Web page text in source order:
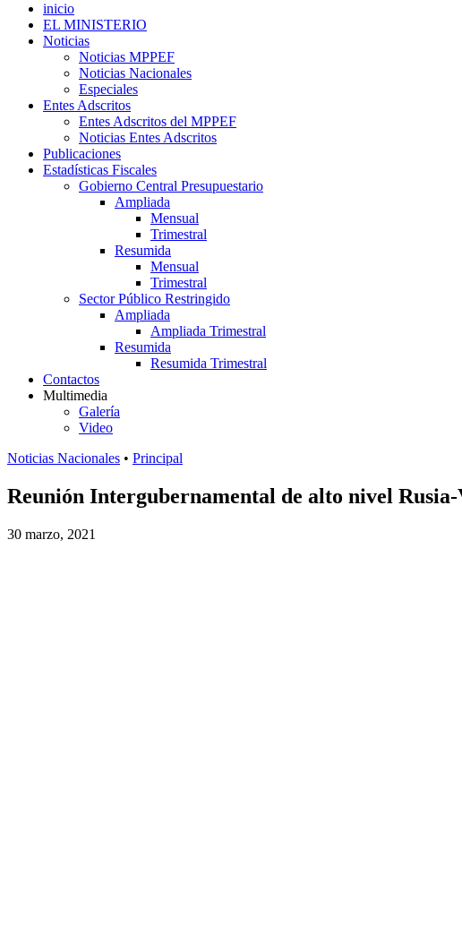
inicio
EL MINISTERIO
Noticias
Noticias MPPEF
Noticias Nacionales
Especiales
Entes Adscritos
Entes Adscritos del MPPEF
Noticias Entes Adscritos
Publicaciones
Estadísticas Fiscales
Gobierno Central Presupuestario
Ampliada
Mensual
Trimestral
Resumida
Mensual
Trimestral
Sector Público Restringido
Ampliada
Ampliada Trimestral
Resumida
Resumida Trimestral
Contactos
Multimedia
Galería
Video
Noticias Nacionales • Principal
Reunión Intergubernamental de alto nivel
30 marzo, 2021